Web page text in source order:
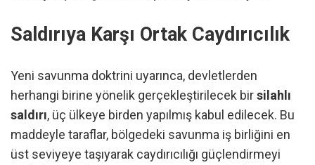
Saldırıya Karşı Ortak Caydırıcılık
Yeni savunma doktrini uyarınca, devletlerden
herhangi birine yönelik gerçekleştirilecek birsilahlı
saldırı, üç ülkeye birden yapılmış kabul edilecek. Bu
maddeyle taraflar, bölgedeki savunma iş birliğini en
üst seviyeye taşıyarak caydırıcılığı güçlendirmeyi